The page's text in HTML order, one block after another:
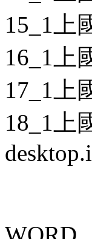
15_1上
16_1上
17_1上
18_1上